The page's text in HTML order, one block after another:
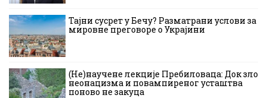
Тајни сусрет у Бечу? Разматрани услови за
мировне преговоре о Украјини
(Не)научене лекције Пребиловаца: Док зло
неонацизма и повампиреног усташтва
поново не закуца